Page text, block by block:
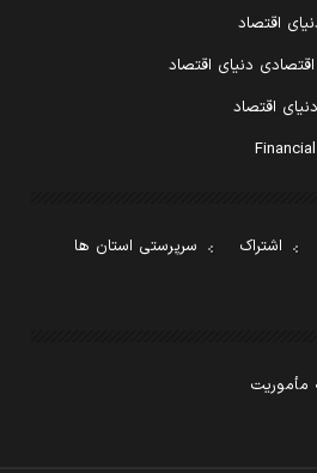
اقتصاد
دنیای اقتصاد
اقتصاد
اشتراک
سرپرستی استان ها
مأموریت